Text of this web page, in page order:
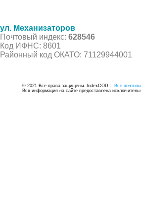
ул. Механизаторов
Почтовый индекс: 628546
Код ИФНС: 8601
Районный код ОКАТО: 71129944001
© 2021 Все права защищены. IndexCOD :: Все
Вся информация на сайте предоставлена